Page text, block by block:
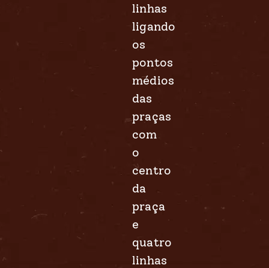
linhas
ligando
os
pontos
médios
das
praças
com
o
centro
da
praça
e
quatro
linhas